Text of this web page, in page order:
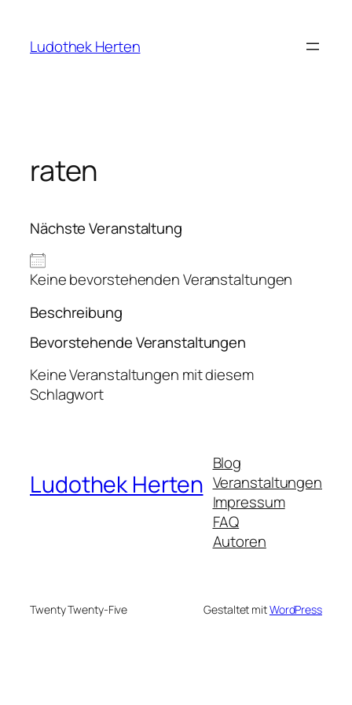
springen
Ludothek Herten
raten
Nächste Veranstaltung
Keine bevorstehenden Veranstaltungen
Beschreibung
Bevorstehende Veranstaltungen
Keine Veranstaltungen mit diesem
Schlagwort
Ludothek Herten
Blog
Veranstaltungen
Impressum
FAQ
Autoren
Twenty Twenty-Five Gestaltet mitWordPress